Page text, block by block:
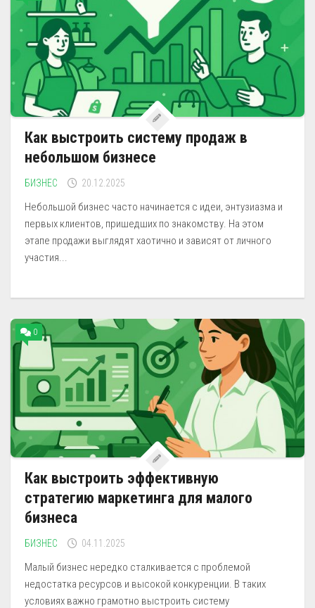
Как выстроить систему продаж в
небольшом бизнесе
БИЗНЕС 20.12.2025
Небольшой бизнес часто начинается с идеи, энтузиазма и
первых клиентов, пришедших по знакомству. На этом
этапе продажи выглядят хаотично и зависят от личного
участия...
0
Как выстроить эффективную
стратегию маркетинга для малого
бизнеса
БИЗНЕС 04.11.2025
Малый бизнес нередко сталкивается с проблемой
недостатка ресурсов и высокой конкуренции. В таких
условиях важно грамотно выстроить систему